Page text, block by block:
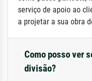
serviço de apoio ao
a projetar a sua obra
Como posso ver
divisão?